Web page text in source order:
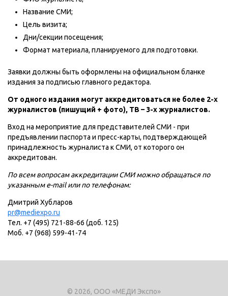
Название СМИ;
Цель визита;
Дни/секции посещения;
Формат материала, планируемого для подготовки.
Заявки должны быть оформлены на официальном бланке
издания за подписью главного редактора.
От одного издания могут аккредитоваться не более 2-х
журналистов (пишущий + фото), ТВ – 3-х журналистов.
Вход на мероприятие для представителей СМИ - при
предъявлении паспорта и пресс-карты, подтверждающей
принадлежность журналиста к СМИ, от которого он
аккредитован.
По всем вопросам аккредитации СМИ можно обращаться по
указанным e-mail или по телефонам:
Дмитрий Хубларов
pr@mediexpo.ru
Тел. +7 (495) 721-88-66 (доб. 125)
Моб. +7 (968) 599-41-74
© 2026, ООО «МЕДИ Экспо»